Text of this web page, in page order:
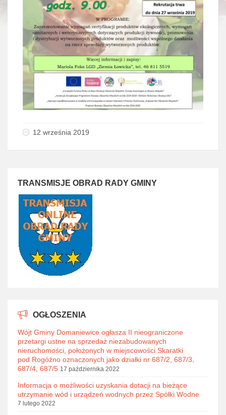
12 września 2019
TRANSMISJE OBRAD RADY GMINY
OGŁOSZENIA
Wójt Gminy Domaniewice ogłasza II nieograniczone
przetargi ustne na sprzedaż niezabudowanych
nieruchomości, położonych w miejscowości Skaratki
pod Rogóźno oznaczonych jako działki nr 687/2, 687/3,
687/4, 687/5 17 października 2022
Informacja o możliwości uzyskania dotacji na bieżące
utrzymanie wód i urządzeń wodnych przez Spółki Wodne
7 lutego 2022